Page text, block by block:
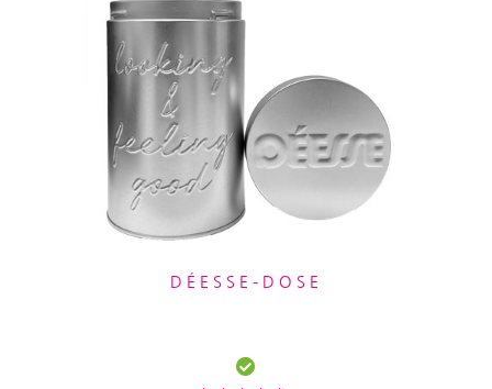
DÉESSE-DOSE